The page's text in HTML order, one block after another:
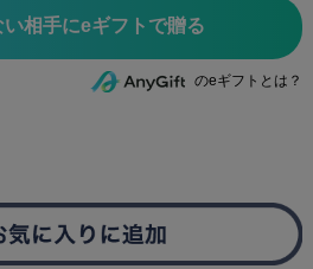
相手にeギフトで贈る
のeギフトとは？